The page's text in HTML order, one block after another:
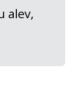
alev,